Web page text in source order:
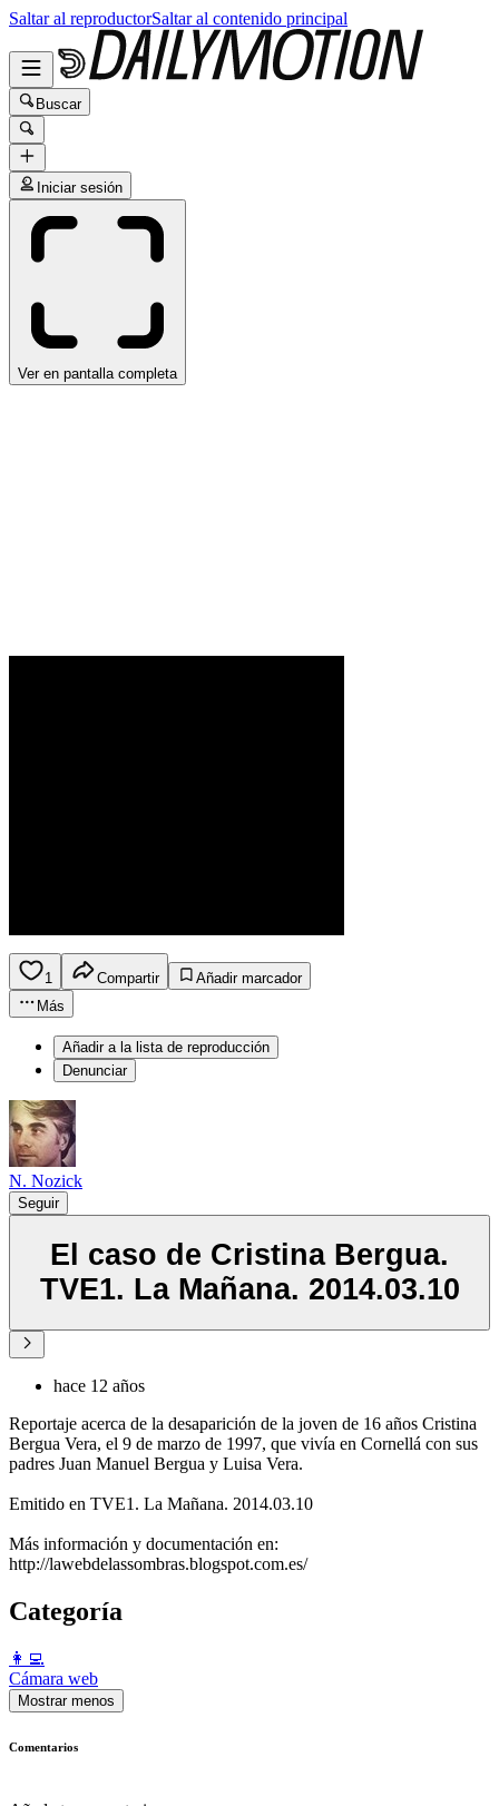
Saltar al reproductorSaltar al contenido principal
Buscar
Iniciar sesión
Ver en pantalla completa
1 Compartir
Añadir marcador
Más
Añadir a la lista de reproducción
Denunciar
N. Nozick
Seguir
El caso de Cristina Bergua.
TVE1. La Mañana. 2014.03.10
hace 12 años
Reportaje acerca de la desaparición de la joven de 16 años Cristina
Bergua Vera, el 9 de marzo de 1997, que vivía en Cornellá con sus
padres Juan Manuel Bergua y Luisa Vera.
Emitido en TVE1. La Mañana. 2014.03.10
Más información y documentación en:
http://lawebdelassombras.blogspot.com.es/
Categoría
️👩‍💻️
Cámara web
Mostrar menos
Comentarios